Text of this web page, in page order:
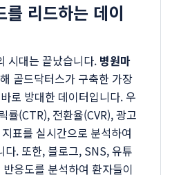
를 리드하는 데이
시대는 끝났습니다. 병원마
골드닥터스가 구축한 가장
로 방대한 데이터입니다. 우
률(CTR), 전환율(CVR), 광고
표를 실시간으로 분석하여
다. 또한, 블로그, SNS, 유튜
응도를 분석하여 환자들이